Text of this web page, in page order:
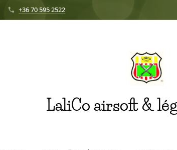
+36 70 595 2522
LaliCo airsoft &